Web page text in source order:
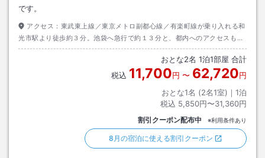
です。
アクセス： 東武東上線／東京メトロ副都心線／有楽町線が乗り入れる和
光市駅より徒歩約３分。池袋へ急行で約１３分と、都内へのアクセスも抜
群です！それでいて都内とは違う静かな環境でぐっすりお休み頂けます。
おとな2名 1泊1部屋 合計
税込 11,700円 〜 62,720円
おとな1名 (2名1室)｜ 1泊
税込 5,850円〜31,360円
割引クーポン配布中 ※利用条件あり
8月の宿泊に使える割引クーポン